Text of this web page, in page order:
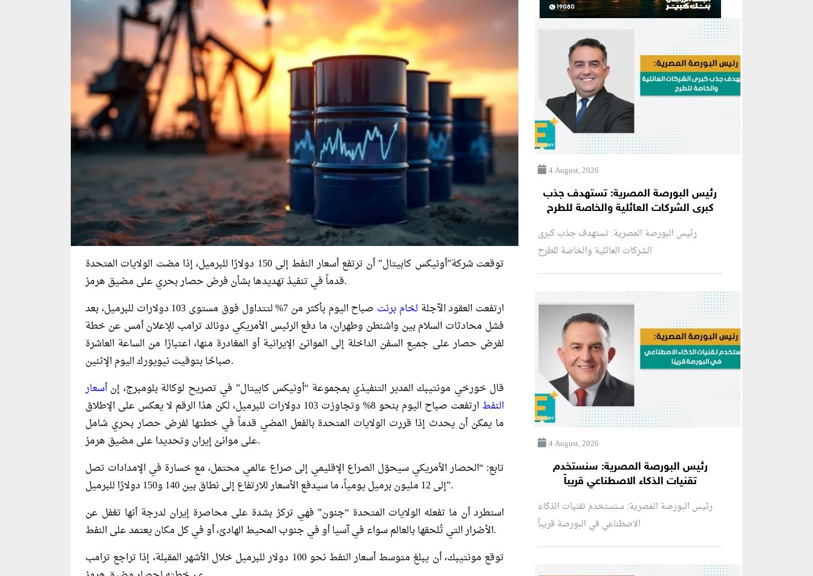
توقعت شركة”أونيكس كابيتال” أن ترتفع أسعار النفط إلى 150 دولارًا للبرميل، إذا مضت الولايات المتحدة
قدماً في تنفيذ تهديدها بشأن فرض حصار بحري على مضيق هرمز.
ارتفعت العقود الآجلة لخام برنت
صباح اليوم بأكثر من 7% لتتداول فوق مستوى 103 دولارات للبرميل، بعد
فشل محادثات السلام بين واشنطن وطهران، ما دفع الرئيس الأمريكي دونالد ترامب للإعلان أمس عن خطة
لفرض حصار على جميع السفن الداخلة إلى الموانئ الإيرانية أو المغادرة منها، اعتبارًا من الساعة العاشرة
صباحًا بتوقيت نيويورك اليوم الإثنين.
قال خورخي مونتيبك المدير التنفيذي بمجموعة “أونيكس كابيتال” في تصريح لوكالة بلومبرج، إن أسعار
النفط
ارتفعت صباح اليوم بنحو 8% وتجاوزت 103 دولارات للبرميل، لكن هذا الرقم لا يعكس على الإطلاق
ما يمكن أن يحدث إذا قررت الولايات المتحدة بالفعل المضي قدماً في خطتها لفرض حصار بحري شامل
على موانئ إيران وتحديدا على مضيق هرمز.
تابع: “الحصار الأمريكي سيحوّل الصراع الإقليمي إلى صراع عالمي محتمل، مع خسارة في الإمدادات تصل
إلى 12 مليون برميل يومياً، ما سيدفع الأسعار للارتفاع إلى نطاق بين 140 و150 دولارًا للبرميل”.
استطرد أن ما تفعله الولايات المتحدة “جنون” فهي تركز بشدة على محاصرة إيران لدرجة أنها تغفل عن
الأضرار التي تُلحقها بالعالم سواء في آسيا أو في جنوب المحيط الهادئ، أو في كل مكان يعتمد على النفط.
توقع مونتيبك، أن يبلغ متوسط أسعار النفط نحو 100 دولار للبرميل خلال الأشهر المقبلة، إذا تراجع ترامب
4 August, 2026
رئيس البورصة المصرية: تستهدف جذب
كبرى الشركات العائلية والخاصة للطرح
رئيس البورصة المصرية: تستهدف جذب كبرى
الشركات العائلية والخاصة للطرح
4 August, 2026
رئيس البورصة المصرية: سنستخدم
تقنيات الذكاء الاصطناعي قريباً
رئيس البورصة المصرية: سنستخدم تقنيات الذكاء
الاصطناعي في البورصة قريباً